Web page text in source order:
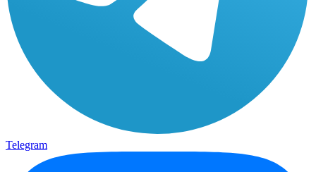
Telegram